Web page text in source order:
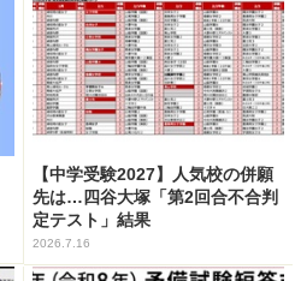
【中学受験2027】人気校の併願
先は…四谷大塚「第2回合不合判
定テスト」結果
2026.7.16